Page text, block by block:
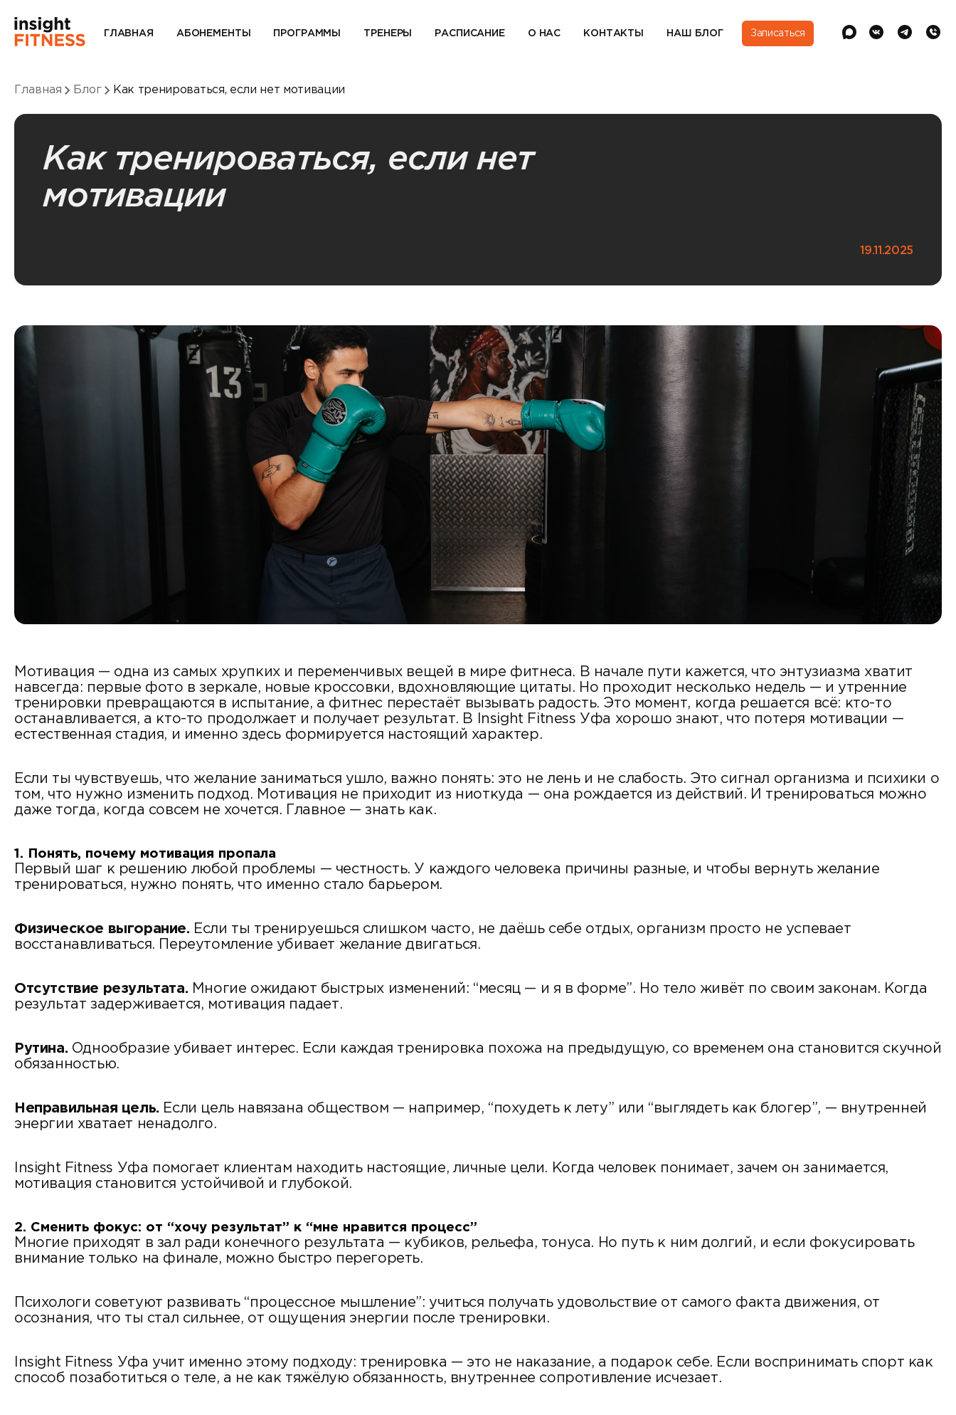
ГЛАВНАЯ АБОНЕМЕНТЫ ПРОГРАММЫ ТРЕНЕРЫ РАСПИСАНИЕ О НАС КОНТАКТЫ НАШ БЛОГ Записаться
Главная Блог Как тренироваться, если нет мотивации
Как тренироваться, если нет
мотивации
19.11.2025
Мотивация — одна из самых хрупких и переменчивых вещей в мире фитнеса. В начале пути кажется, что энтузиазма хватит
навсегда: первые фото в зеркале, новые кроссовки, вдохновляющие цитаты. Но проходит несколько недель — и утренние
тренировки превращаются в испытание, а фитнес перестаёт вызывать радость. Это момент, когда решается всё: кто-то
останавливается, а кто-то продолжает и получает результат. В Insight Fitness Уфа хорошо знают, что потеря мотивации —
естественная стадия, и именно здесь формируется настоящий характер.
Если ты чувствуешь, что желание заниматься ушло, важно понять: это не лень и не слабость. Это сигнал организма и психики о
том, что нужно изменить подход. Мотивация не приходит из ниоткуда — она рождается из действий. И тренироваться можно
даже тогда, когда совсем не хочется. Главное — знать как.
1. Понять, почему мотивация пропала
Первый шаг к решению любой проблемы — честность. У каждого человека причины разные, и чтобы вернуть желание
тренироваться, нужно понять, что именно стало барьером.
Физическое выгорание. Если ты тренируешься слишком часто, не даёшь себе отдых, организм просто не успевает
восстанавливаться. Переутомление убивает желание двигаться.
Отсутствие результата. Многие ожидают быстрых изменений: “месяц — и я в форме”. Но тело живёт по своим законам. Когда
результат задерживается, мотивация падает.
Рутина. Однообразие убивает интерес. Если каждая тренировка похожа на предыдущую, со временем она становится скучной
обязанностью.
Неправильная цель. Если цель навязана обществом — например, “похудеть к лету” или “выглядеть как блогер”, — внутренней
энергии хватает ненадолго.
Insight Fitness Уфа помогает клиентам находить настоящие, личные цели. Когда человек понимает, зачем он занимается,
мотивация становится устойчивой и глубокой.
2. Сменить фокус: от “хочу результат” к “мне нравится процесс”
Многие приходят в зал ради конечного результата — кубиков, рельефа, тонуса. Но путь к ним долгий, и если фокусировать
внимание только на финале, можно быстро перегореть.
Психологи советуют развивать “процессное мышление”: учиться получать удовольствие от самого факта движения, от
осознания, что ты стал сильнее, от ощущения энергии после тренировки.
Insight Fitness Уфа учит именно этому подходу: тренировка — это не наказание, а подарок себе. Если воспринимать спорт как
способ позаботиться о теле, а не как тяжёлую обязанность, внутреннее сопротивление исчезает.